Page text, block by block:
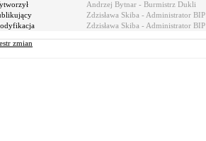
Andrzej Bytnar - Burmistrz Dukli
Zdzisława Skiba - Administrator BIP
Zdzisława Skiba - Administrator BIP
zmian